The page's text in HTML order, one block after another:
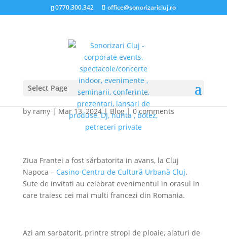
0770.300.342 office@sonorizaricluj.ro
Select Page
Ziua Frantei . My office
today
by ramy| Mar 13, 2024| Blog| 0 comments
Ziua Frantei a fost sărbatorita in avans, la Cluj
Napoca – Casino-Centru de Cultură Urbană Cluj.
Sute de invitati au celebrat evenimentul in orasul in
care traiesc cei mai multi francezi din Romania.
Azi am sarbatorit, printre stropi de ploaie, alaturi de